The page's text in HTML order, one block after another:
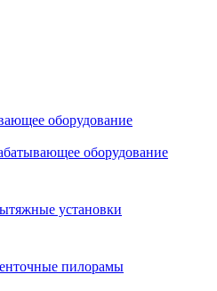
оборудование
оборудование
установки
пилорамы